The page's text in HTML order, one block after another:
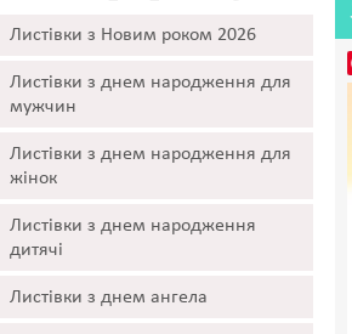
Листівки з Новим роком 2026
Листівки з днем народження для
мужчин
Листівки з днем народження для
жінок
Листівки з днем народження
дитячі
Листівки з днем ангела